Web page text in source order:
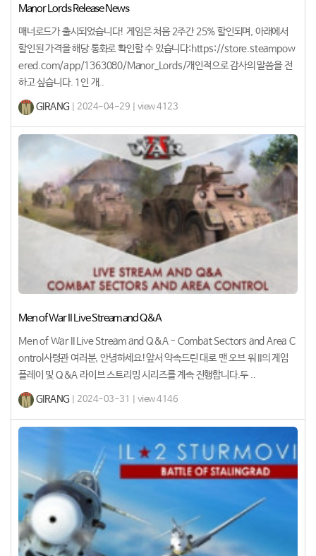
Manor Lords Release News
매너로드가 출시되었습니다! 게임은 처음 2주간 25% 할인되며, 아래에서
할인된 가격을 해당 통화로 확인할 수 있습니다:https://store.steampow
ered.com/app/1363080/Manor_Lords/개인적으로 감사의 말씀을 전
하고 싶습니다. 1인 개..
GIRANG | 2024-04-29 | view 4123
Men of War II Live Stream and Q&A
Men of War II Live Stream and Q&A - Combat Sectors and Area C
ontrol사령관 여러분, 안녕하세요!앞서 약속드린 대로 맨 오브 워 II의 게임
플레이 및 Q&A 라이브 스트리밍 시리즈를 계속 진행합니다.두 ..
GIRANG | 2024-03-31 | view 4146